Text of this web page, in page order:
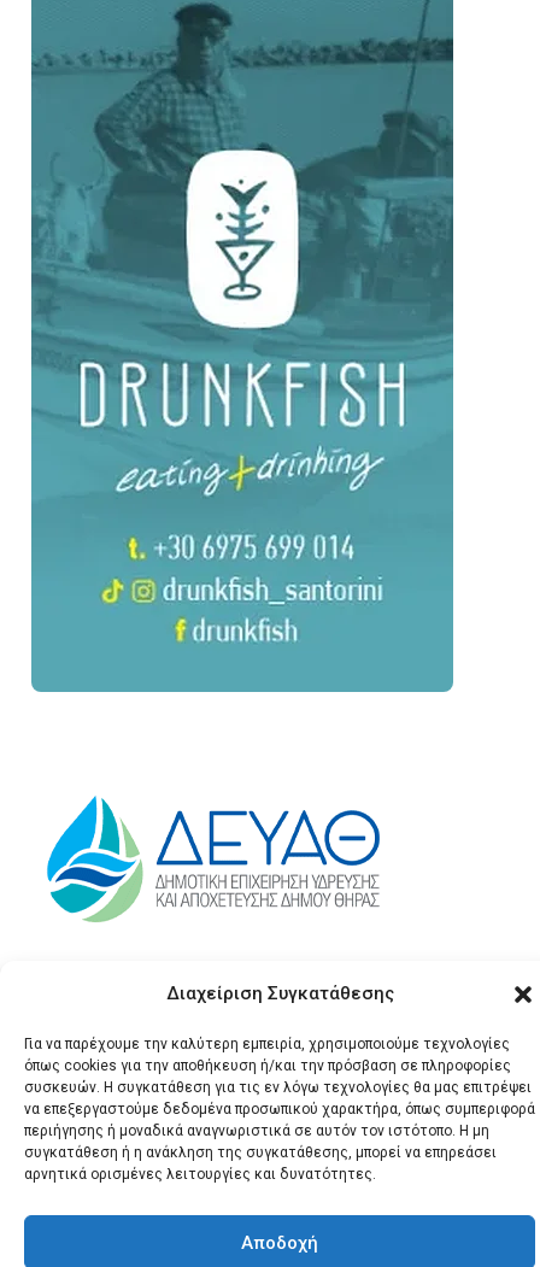
Διαχείριση Συγκατάθεσης
Για να παρέχουμε την καλύτερη εμπειρία, χρησιμοποιούμε τεχνολογίες
όπως cookies για την αποθήκευση ή/και την πρόσβαση σε πληροφορίες
συσκευών. Η συγκατάθεση για τις εν λόγω τεχνολογίες θα μας επιτρέψει
να επεξεργαστούμε δεδομένα προσωπικού χαρακτήρα, όπως συμπεριφορά
περιήγησης ή μοναδικά αναγνωριστικά σε αυτόν τον ιστότοπο. Η μη
συγκατάθεση ή η ανάκληση της συγκατάθεσης, μπορεί να επηρεάσει
αρνητικά ορισμένες λειτουργίες και δυνατότητες.
Αποδοχή
© 2026 Santonews - Όλα
τα δικαιώματα